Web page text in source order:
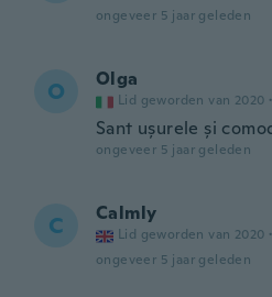
ongeveer 5 jaar geleden
O Olga
Lid geworden van 2020 ·
Sant ușurele și
ongeveer 5 jaar geleden
C Calmly
Lid geworden van 2020 ·
ongeveer 5 jaar geleden